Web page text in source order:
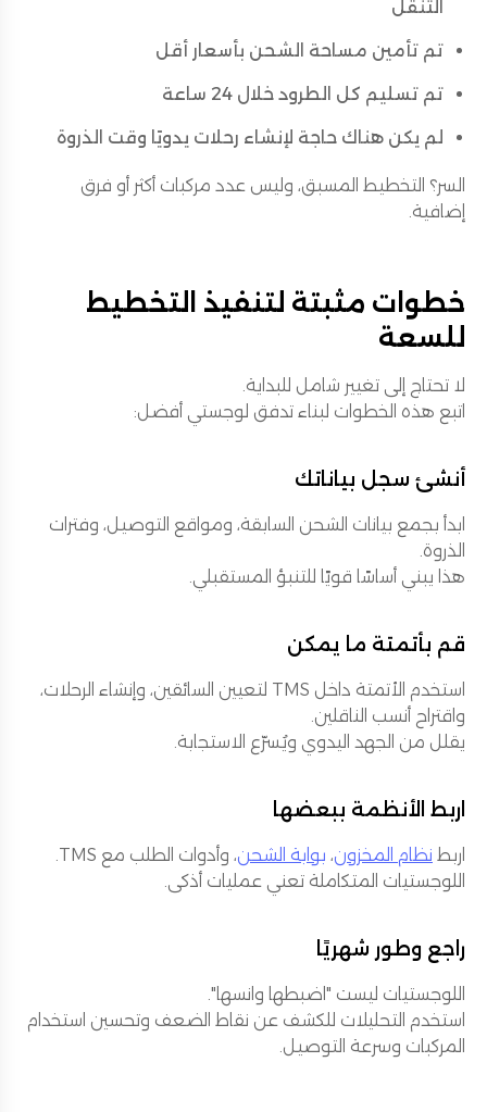
التنقل
تم تأمين مساحة الشحن بأسعار أقل
تم تسليم كل الطرود خلال 24 ساعة
لم يكن هناك حاجة لإنشاء رحلات يدويًا وقت الذروة
السر؟ التخطيط المسبق، وليس عدد مركبات أكثر أو فرق
إضافية.
خطوات مثبتة لتنفيذ التخطيط
للسعة
لا تحتاج إلى تغيير شامل للبداية.
اتبع هذه الخطوات لبناء تدفق لوجستي أفضل:
أنشئ سجل بياناتك
ابدأ بجمع بيانات الشحن السابقة، ومواقع التوصيل، وفترات
الذروة.
هذا يبني أساسًا قويًا للتنبؤ المستقبلي.
قم بأتمتة ما يمكن
استخدم الأتمتة داخل TMS لتعيين السائقين، وإنشاء الرحلات،
واقتراح أنسب الناقلين.
يقلل من الجهد اليدوي ويُسرّع الاستجابة.
اربط الأنظمة ببعضها
اربط نظام المخزون، بوابة الشحن، وأدوات الطلب مع TMS.
اللوجستيات المتكاملة تعني عمليات أذكى.
راجع وطور شهريًا
اللوجستيات ليست "اضبطها وانسها".
استخدم التحليلات للكشف عن نقاط الضعف وتحسين استخدام
المركبات وسرعة التوصيل.